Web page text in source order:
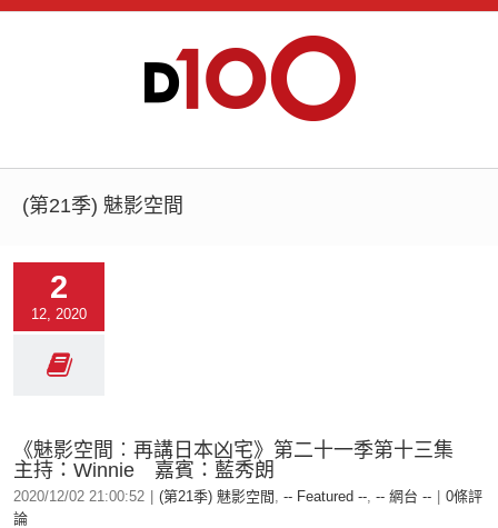
(第21季) 魅影空間
2
12, 2020
《魅影空間︰再講日本凶宅》第二十一季第十三集
主持：Winnie 嘉賓：藍秀朗
2020/12/02 21:00:52 (第21季) 魅影空間 , -- Featured --, -- 網台 --
0條評
論